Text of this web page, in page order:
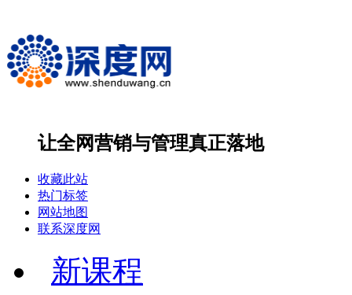
让全网营销与管理真正落地
收藏此站
热门标签
网站地图
联系深度网
新课程